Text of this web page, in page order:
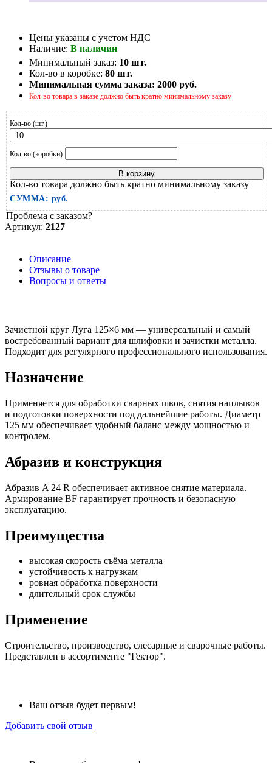
Цены указаны с учетом НДС
Наличие: В наличии
Минимальный заказ: 10 шт.
Кол-во в коробке: 80 шт.
Минимальная сумма заказа: 2000 руб.
Кол-во товара в заказе должно быть кратно минимальному заказу
Кол-во (шт.)
Кол-во (коробки)
В корзину
Кол-во товара должно быть кратно минимальному заказу
СУММА: руб.
Проблема с заказом?
Артикул: 2127
Описание
Отзывы о товаре
Вопросы и ответы
Зачистной круг Луга 125×6 мм — универсальный и самый
востребованный вариант для шлифовки и зачистки металла.
Подходит для регулярного профессионального использования.
Назначение
Применяется для обработки сварных швов, снятия наплывов
и подготовки поверхности под дальнейшие работы. Диаметр
125 мм обеспечивает удобный баланс между мощностью и
контролем.
Абразив и конструкция
Абразив A 24 R обеспечивает активное снятие материала.
Армирование BF гарантирует прочность и безопасную
эксплуатацию.
Преимущества
высокая скорость съёма металла
устойчивость к нагрузкам
ровная обработка поверхности
длительный срок службы
Применение
Строительство, производство, слесарные и сварочные работы.
Представлен в ассортименте "Гектор".
Ваш отзыв будет первым!
Добавить свой отзыв